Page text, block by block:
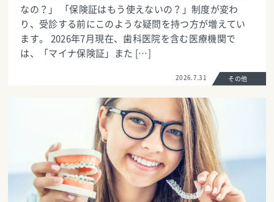
なの？」 「保険証はもう使えないの？」制度が変わ
り、受診する前にこのような疑問を持つ方が増えてい
ます。 2026年7月現在、歯科医院を含む医療機関で
は、「マイナ保険証」また […]
2026.7.31 その他